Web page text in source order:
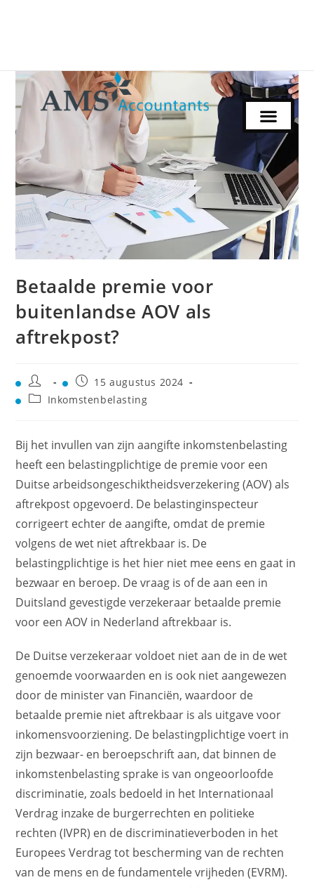
Betaalde premie voor
buitenlandse AOV als
aftrekpost?
15 augustus 2024
Inkomstenbelasting
Bij het invullen van zijn aangifte inkomstenbelasting
heeft een belastingplichtige de premie voor een
Duitse arbeidsongeschiktheidsverzekering (AOV) als
aftrekpost opgevoerd. De belastinginspecteur
corrigeert echter de aangifte, omdat de premie
volgens de wet niet aftrekbaar is. De
belastingplichtige is het hier niet mee eens en gaat in
bezwaar en beroep. De vraag is of de aan een in
Duitsland gevestigde verzekeraar betaalde premie
voor een AOV in Nederland aftrekbaar is.
De Duitse verzekeraar voldoet niet aan de in de wet
genoemde voorwaarden en is ook niet aangewezen
door de minister van Financiën, waardoor de
betaalde premie niet aftrekbaar is als uitgave voor
inkomensvoorziening. De belastingplichtige voert in
zijn bezwaar- en beroepschrift aan, dat binnen de
inkomstenbelasting sprake is van ongeoorloofde
discriminatie, zoals bedoeld in het Internationaal
Verdrag inzake de burgerrechten en politieke
rechten (IVPR) en de discriminatieverboden in het
Europees Verdrag tot bescherming van de rechten
van de mens en de fundamentele vrijheden (EVRM).